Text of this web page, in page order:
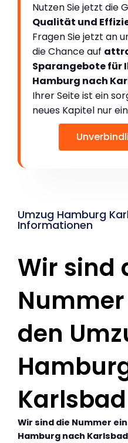
Nutzen Sie jetzt die
Qualität und
Fragen Sie jetzt an
die Chance auf
Sparangebote für
Hamburg nach
Ihrer Seite ist ein
neues Kapitel nur
Umzug Hamburg
Informationen
Wir sind
den
Karlsbad
Wir sind die Nummer
Hamburg nach Karlsbad